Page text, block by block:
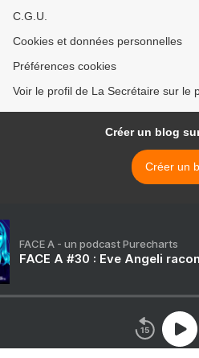
C.G.U.
Cookies et données personnelles
Préférences cookies
Voir le profil de La Secrétaire sur le
Créer un blog
Créer un
FACE A - un podcast Purecharts
FACE A #30 : Eve Angeli